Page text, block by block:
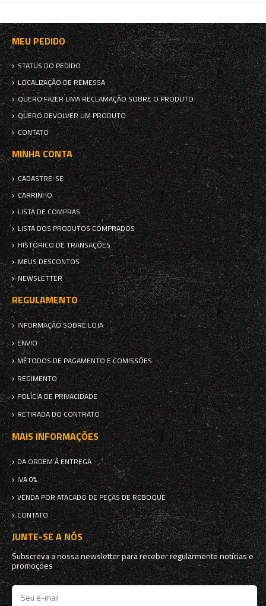
MEU PEDIDO
STATUS DO PEDIDO
LOCALIZAÇÃO DE REMESSA
QUERO FAZER UMA RECLAMAÇÃO SOBRE O PRODUTO
QUERO DEVOLVER UM PRODUTO
CONTATO
MINHA CONTA
CADASTRE-SE
CARRINHO
LISTA DE COMPRAS
LISTA DOS PRODUTOS COMPRADOS
HISTÓRICO DE TRANSAÇÕES
MEUS DESCONTOS
NEWSLETTER
REGULAMENTO
INFORMAÇÃO SOBRE LOJA
ENVIO
MÉTODOS DE PAGAMENTO E COMISSÕES
REGIMENTO
POLÍCIA DE PRIVACIDADE
RETIRADA DO CONTRATO
MAIS INFORMAÇÕES
DA ORDEM À ENTREGA
IVA 0%
VENDA POR ATACADO DE PEÇAS DE REBOQUE
CONTATO
JUNTE-SE A NÓS
Subscreva a nossa newsletter para receber regularmente notícias e
promoções